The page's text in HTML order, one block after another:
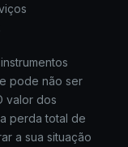
pode não ser
valor dos
perda total de
a sua situação